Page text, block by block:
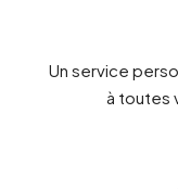
Un service
à toutes